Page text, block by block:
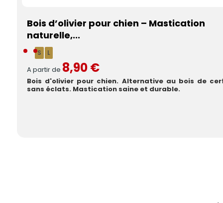
Bois d’olivier pour chien – Mastication
naturelle,...
S L
A partir de 8,90 €
Bois d'olivier pour chien. Alternative au bois de
sans éclats. Mastication saine et durable.